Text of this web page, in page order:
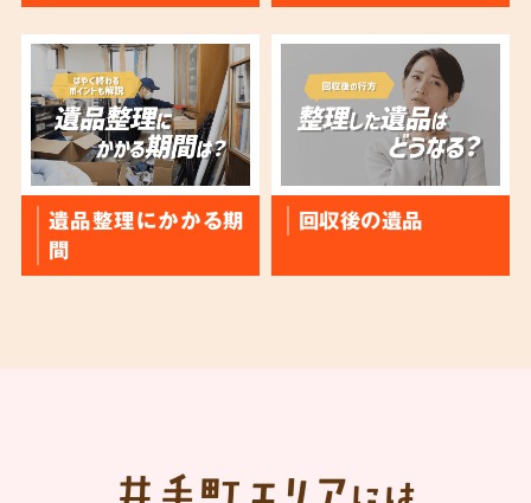
遺品整理にかかる期
間
回収後の遺品
井手町 エリア には